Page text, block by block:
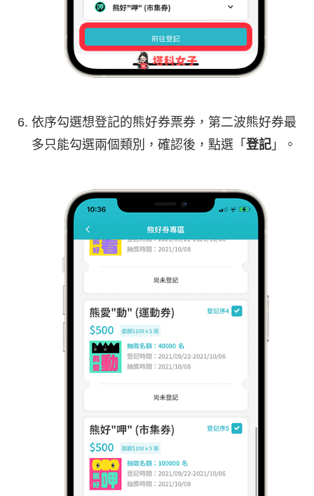
依序勾選想登記的熊好券票券，第二波熊好券最
多只能勾選兩個類別，確認後，點選「 登記 」。